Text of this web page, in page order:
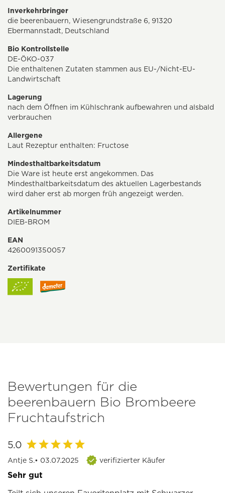
Inverkehrbringer
die beerenbauern, Wiesengrundstraße 6, 91320
Ebermannstadt, Deutschland
Bio Kontrollstelle
DE-ÖKO-037
Die enthaltenen Zutaten stammen aus EU-/Nicht-EU-
Landwirtschaft
Lagerung
nach dem Öffnen im Kühlschrank aufbewahren und alsbald
verbrauchen
Allergene
Laut Rezeptur enthalten: Fructose
Mindesthaltbarkeitsdatum
Die Ware ist heute erst angekommen. Das
Mindesthaltbarkeitsdatum des aktuellen Lagerbestands
wird daher erst ab morgen früh angezeigt werden.
Artikelnummer
DIEB-BROM
EAN
4260091350057
Zertifikate
Bewertungen für die
beerenbauern Bio Brombeere
Fruchtaufstrich
5.0
Antje S.• 03.07.2025 verifizierter Käufer
Sehr gut